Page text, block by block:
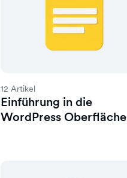
12 Artikel
Einführung in die
WordPress Oberfläche